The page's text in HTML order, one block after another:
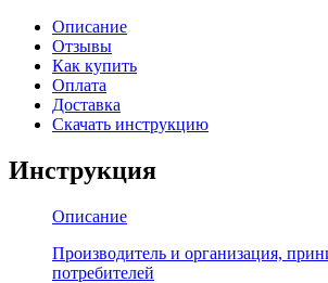
Описание
Отзывы
Как купить
Оплата
Доставка
Скачать инструкцию
Инструкция
Описание
Производитель и организация,
потребителей